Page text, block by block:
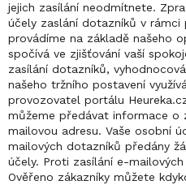
jejich zasílání neodmítnete.
účely zaslání dotazníků v rámci
provádíme na základě našeho
spočívá ve zjišťování vaší
zasílání dotazníků,
našeho tržního postavení
provozovatel portálu
můžeme předávat informace o
mailovou adresu. Vaše osobní
mailových dotazníků předány
účely. Proti zasílání e-
Ověřeno zákazníky můžete